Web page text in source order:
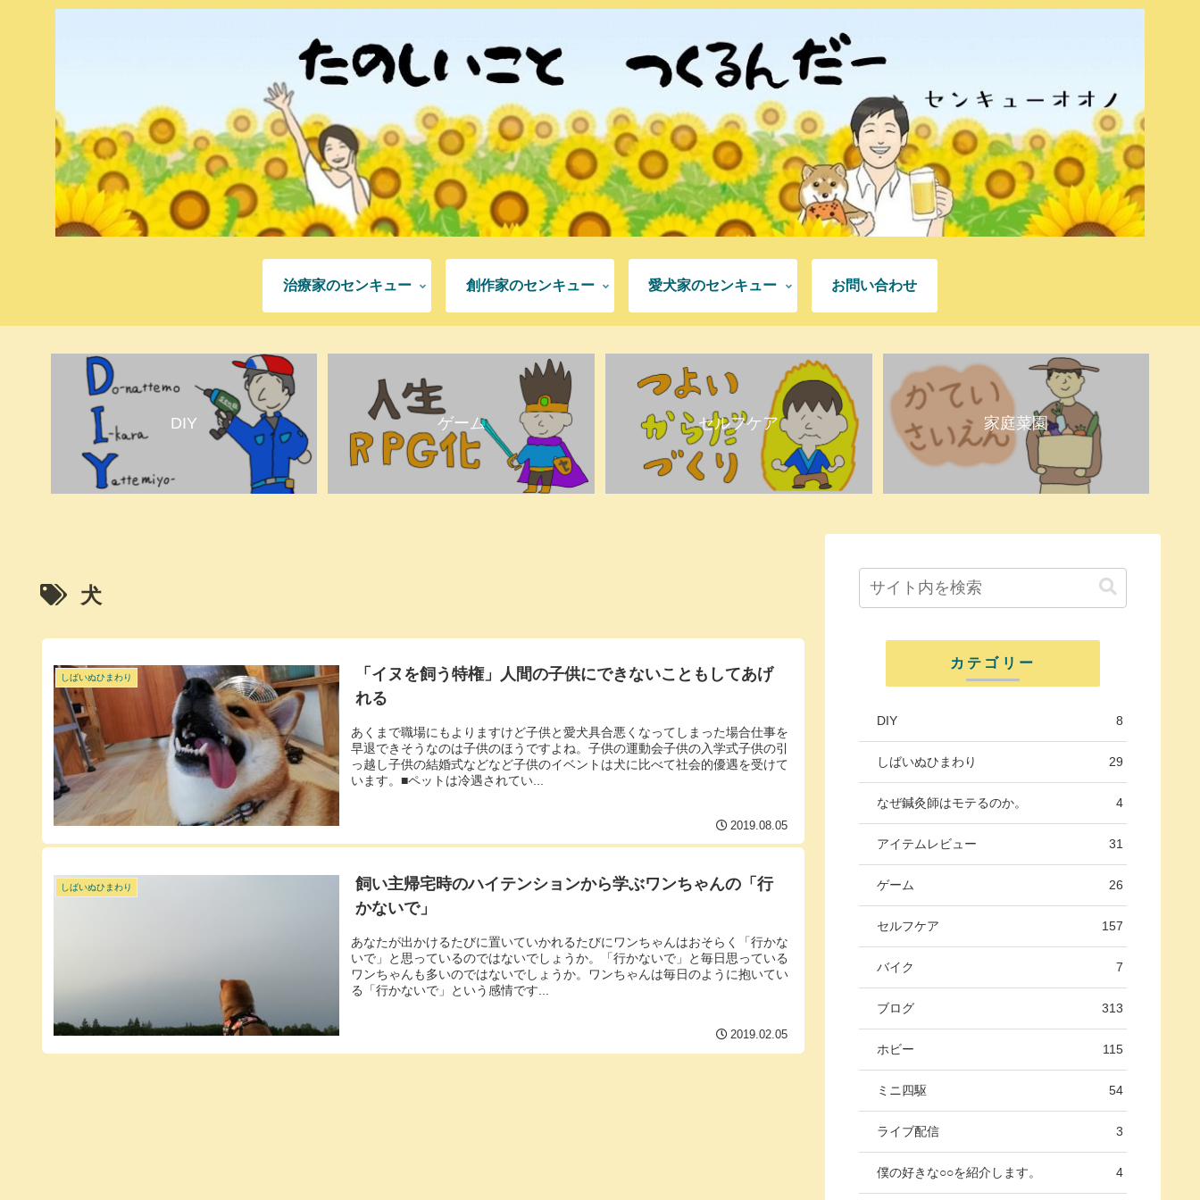
治療家のセンキュー 創作家のセンキュー 愛犬家のセンキュー お問い合わせ
DIY ゲーム セルフケア 家庭菜園
犬
しばいぬひまわり
「イヌを飼う特権」人間の子供にできないこともしてあげ
れる
あくまで職場にもよりますけど子供と愛犬具合悪くなってしまった場合仕事を
早退できそうなのは子供のほうですよね。子供の運動会子供の入学式子供の引
っ越し子供の結婚式などなど子供のイベントは犬に比べて社会的優遇を受けて
います。■ペットは冷遇されてい...
2019.08.05
しばいぬひまわり
飼い主帰宅時のハイテンションから学ぶワンちゃんの「行
かないで」
あなたが出かけるたびに置いていかれるたびにワンちゃんはおそらく「行かな
いで」と思っているのではないでしょうか。「行かないで」と毎日思っている
ワンちゃんも多いのではないでしょうか。ワンちゃんは毎日のように抱いてい
る「行かないで」という感情です...
2019.02.05
カテゴリー
DIY 8
しばいぬひまわり 29
なぜ鍼灸師はモテるのか。 4
アイテムレビュー 31
ゲーム 26
セルフケア 157
バイク 7
ブログ 313
ホビー 115
ミニ四駆 54
ライブ配信 3
僕の好きな○○を紹介します。 4